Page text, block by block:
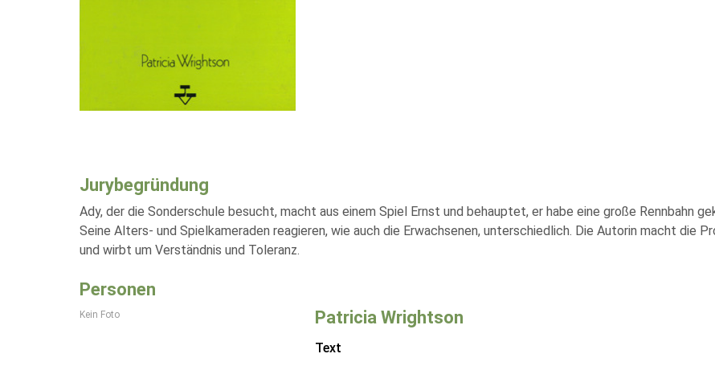
Jurybegründung
Ady, der die Sonderschule besucht, macht aus einem Spiel Ernst und behauptet, er habe eine große Rennbahn
Seine Alters- und Spielkameraden reagieren, wie auch die Erwachsenen, unterschiedlich. Die Autorin macht die
und wirbt um Verständnis und Toleranz.
Personen
Kein Foto Patricia Wrightson
Text